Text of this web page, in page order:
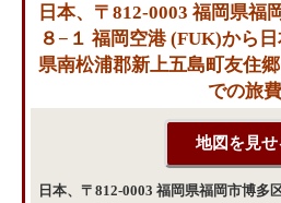
日本、〒812-0003 福岡県福
８−１ 福岡空港 (FUK)から
県南松浦郡新上五島町友住
での旅費
日本、〒812-0003 福岡県福岡市博多